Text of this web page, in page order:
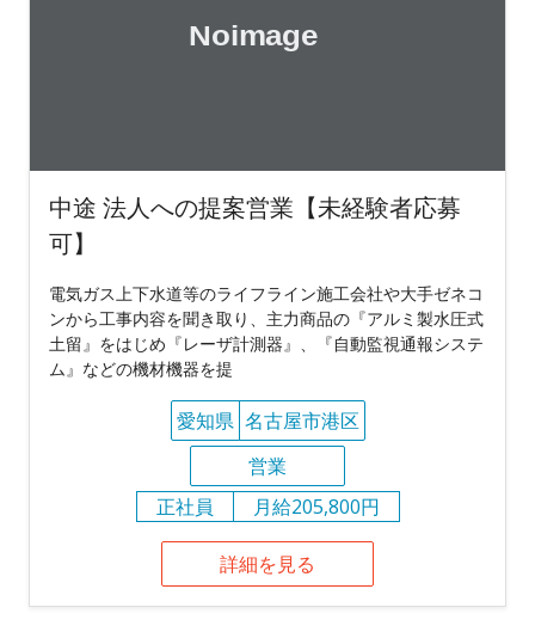
中途 法人への提案営業【未経験者応募
可】
電気ガス上下水道等のライフライン施工会社や大手ゼネコ
ンから工事内容を聞き取り、主力商品の『アルミ製水圧式
土留』をはじめ『レーザ計測器』、『自動監視通報システ
ム』などの機材機器を提
愛知県 名古屋市港区
営業
正社員
月給205,800円
詳細を見る